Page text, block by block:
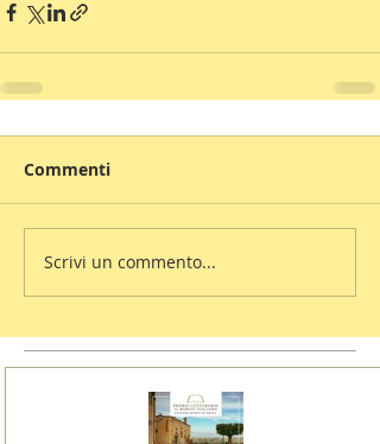
Commenti
Scrivi un commento...